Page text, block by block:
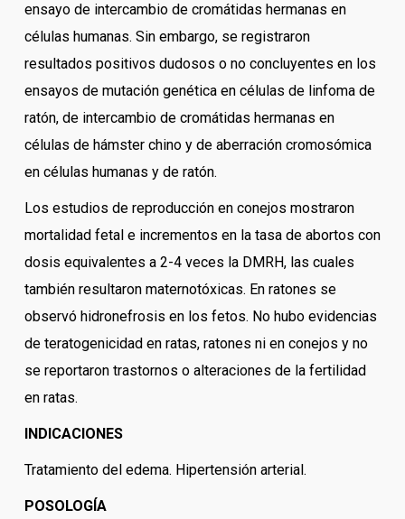
ensayo de intercambio de cromátidas hermanas en
células humanas. Sin embargo, se registraron
resultados positivos dudosos o no concluyentes en los
ensayos de mutación genética en células de linfoma de
ratón, de intercambio de cromátidas hermanas en
células de hámster chino y de aberración cromosómica
en células humanas y de ratón.
Los estudios de reproducción en conejos mostraron
mortalidad fetal e incrementos en la tasa de abortos con
dosis equivalentes a 2-4 veces la DMRH, las cuales
también resultaron maternotóxicas. En ratones se
observó hidronefrosis en los fetos. No hubo evidencias
de teratogenicidad en ratas, ratones ni en conejos y no
se reportaron trastornos o alteraciones de la fertilidad
en ratas.
INDICACIONES
Tratamiento del edema. Hipertensión arterial.
POSOLOGÍA